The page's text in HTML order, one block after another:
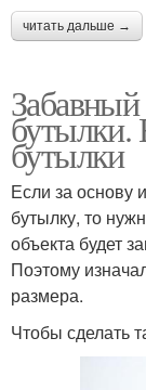
читать дальше →
бутылки.
бутылки
Если за основу
бутылку, то
объекта будет
Поэтому
размера.
Чтобы сделать